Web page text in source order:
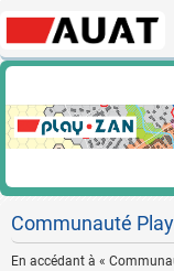
Communauté
En accédant à «